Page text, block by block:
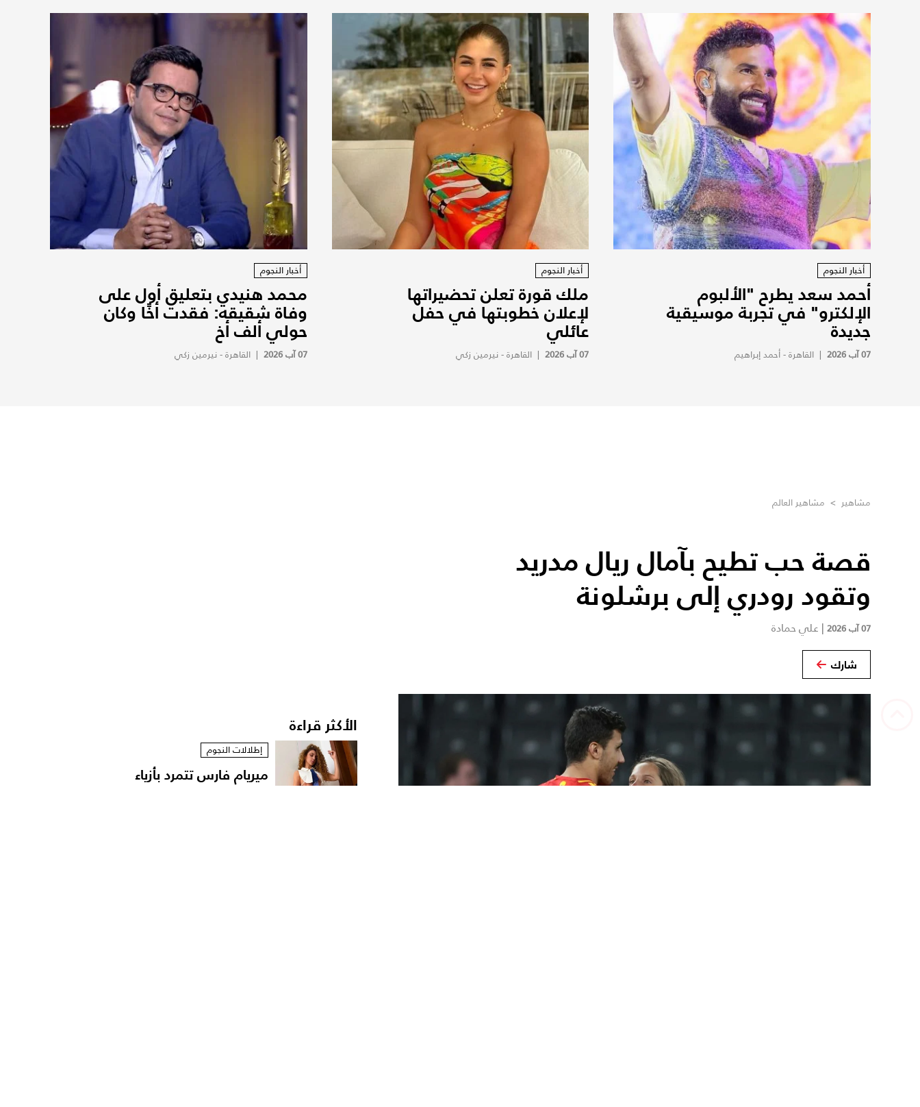
أخبار النجوم
أحمد سعد يطرح "الألبوم
الإلكترو" في تجربة موسيقية
جديدة
07 آب 2026 | القاهرة - أحمد إبراهيم
أخبار النجوم
ملك قورة تعلن تحضيراتها
لإعلان خطوبتها في حفل
عائلي
07 آب 2026 | القاهرة - نيرمين زكي
أخبار النجوم
محمد هنيدي بتعليق أول على
وفاة شقيقه: فقدت أخًا وكان
حولي ألف أخ
07 آب 2026 |القاهرة - نيرمين زكي
مشاهير > مشاهير العالم
قصة حب تطيح بآمال ريال مدريد
وتقود رودري إلى برشلونة
07 آب 2026 | علي حمادة
شارك
الأكثر قراءة
إطلالات النجوم
ميريام فارس تتمرد بأزياء
مستوحاة من الخزانة...